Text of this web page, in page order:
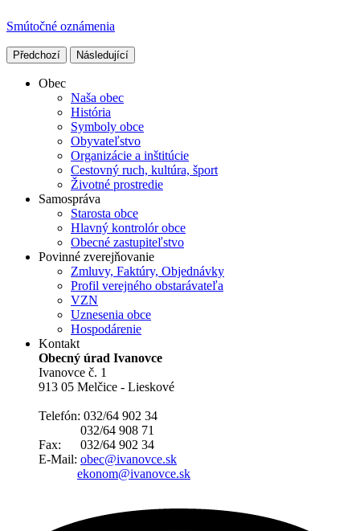
Smútočné oznámenia
Předchozí Následující
Obec
Naša obec
História
Symboly obce
Obyvateľstvo
Organizácie a inštitúcie
Cestovný ruch, kultúra, šport
Životné prostredie
Samospráva
Starosta obce
Hlavný kontrolór obce
Obecné zastupiteľstvo
Povinné zverejňovanie
Zmluvy, Faktúry, Objednávky
Profil verejného obstarávateľa
VZN
Uznesenia obce
Hospodárenie
Kontakt
Obecný úrad Ivanovce
Ivanovce č. 1
913 05 Melčice - Lieskové
Telefón: 032/64 902 34
032/64 908 71
Fax: 032/64 902 34
E-Mail: obec@ivanovce.sk
ekonom@ivanovce.sk